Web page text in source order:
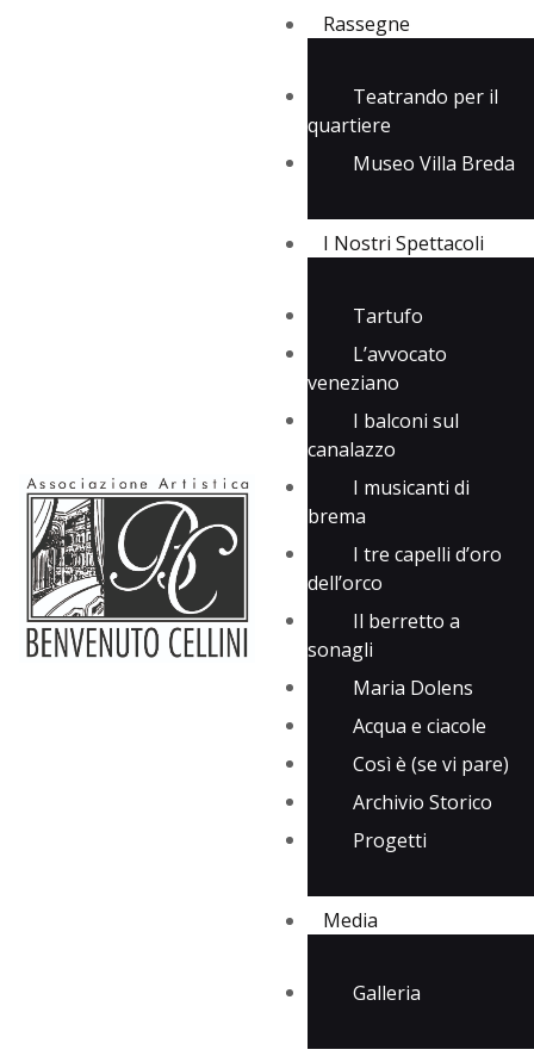
Rassegne
Teatrando per il
quartiere
Museo Villa Breda
I Nostri Spettacoli
Tartufo
L’avvocato
veneziano
I balconi sul
canalazzo
I musicanti di
brema
I tre capelli d’oro
dell’orco
Il berretto a
sonagli
Maria Dolens
Acqua e ciacole
Così è (se vi pare)
Archivio Storico
Progetti
Media
Galleria
I Nostri Spettacoli